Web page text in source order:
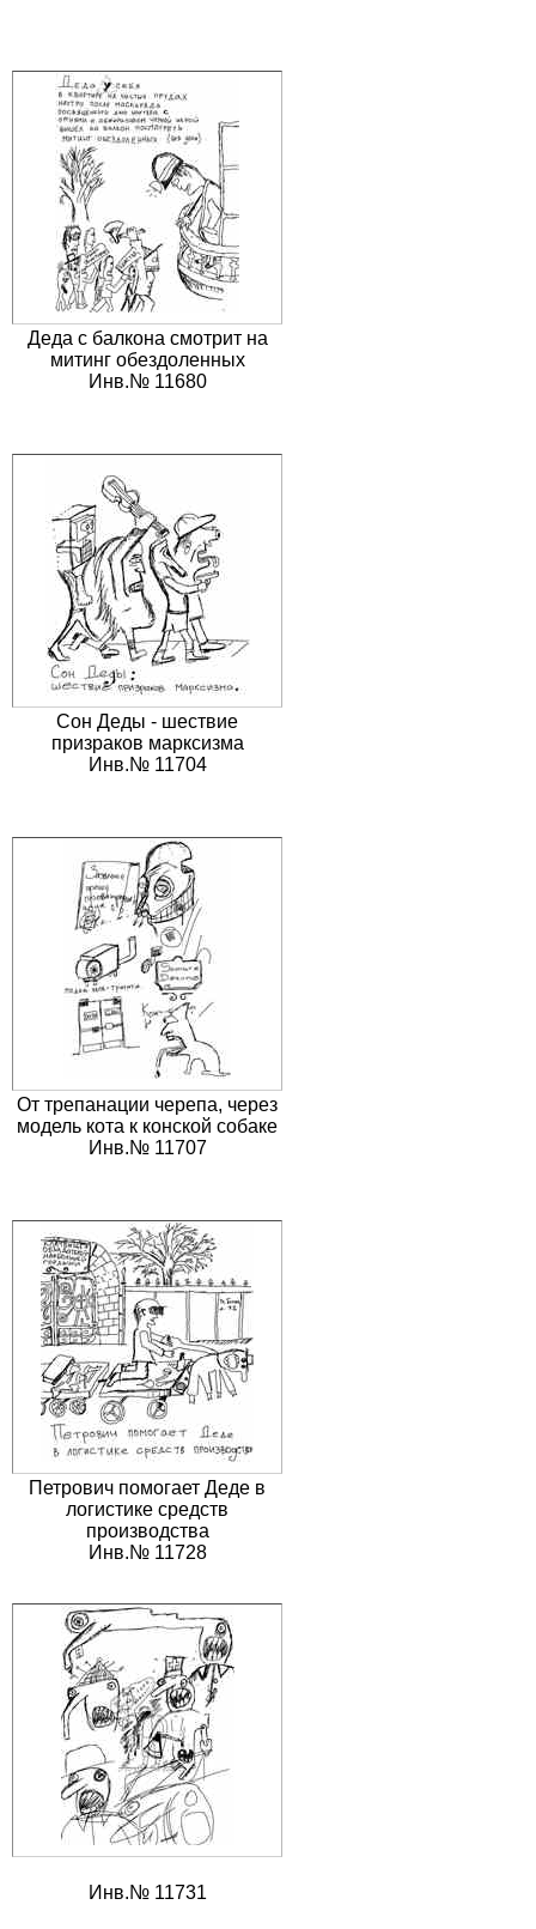
Деда с балкона смотрит на
митинг обездоленных
Инв.№ 11680
Сон Деды - шествие
призраков марксизма
Инв.№ 11704
От трепанации черепа, через
модель кота к конской собаке
Инв.№ 11707
Петрович помогает Деде в
логистике средств
производства
Инв.№ 11728
Инв.№ 11731